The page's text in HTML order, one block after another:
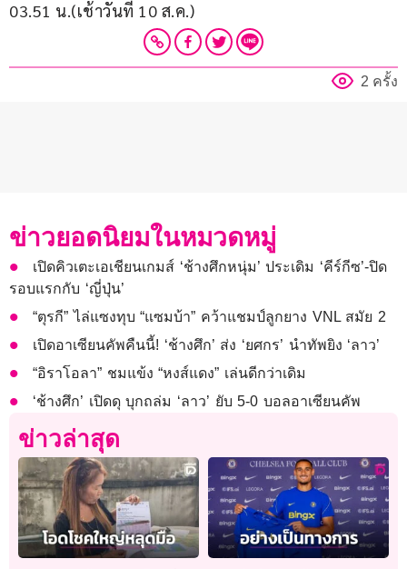
03.51 น.(เช้าวันที่ 10 ส.ค.)
2 ครั้ง
ข่าวยอดนิยมในหมวดหมู่
เปิดคิวเตะเอเชียนเกมส์ ‘ช้างศึกหนุ่ม’ ประเดิม ‘คีร์กีซ’-ปิด
รอบแรกกับ ‘ญี่ปุ่น’
“ตุรกี” ไล่แซงทุบ “แซมบ้า” คว้าแชมป์ลูกยาง VNL สมัย 2
เปิดอาเซียนคัพคืนนี้! ‘ช้างศึก’ ส่ง ‘ยศกร’ นำทัพยิง ‘ลาว’
“อิราโอลา” ชมแข้ง “หงส์แดง” เล่นดีกว่าเดิม
‘ช้างศึก’ เปิดดุ บุกถล่ม ‘ลาว’ ยับ 5-0 บอลอาเซียนคัพ
ข่าวล่าสุด